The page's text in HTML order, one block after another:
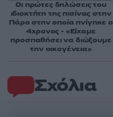
Σχόλια
Οι πρώτες δηλώσεις του
ιδιοκτήτη της πισίνας στην
Πάρο στην οποία πνίγηκε ο
4χρονος - «Είχαμε
προσπαθήσει να διώξουμε
την οικογένεια»